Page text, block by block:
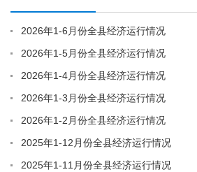
2026年1-6月份全县经济运行情况
2026年1-5月份全县经济运行情况
2026年1-4月份全县经济运行情况
2026年1-3月份全县经济运行情况
2026年1-2月份全县经济运行情况
2025年1-12月份全县经济运行情况
2025年1-11月份全县经济运行情况